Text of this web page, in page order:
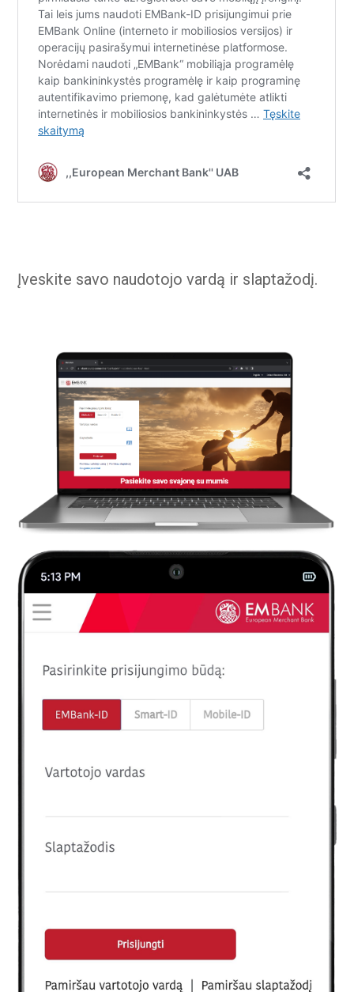
Įveskite savo naudotojo vardą ir slaptažodį.